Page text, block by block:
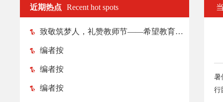
近期热点 Recent hot spots
致敬筑梦人，礼赞教师节——希望教育各院校纷纷举行教师节庆祝活动
编者按
编者按
编者按
暑
行